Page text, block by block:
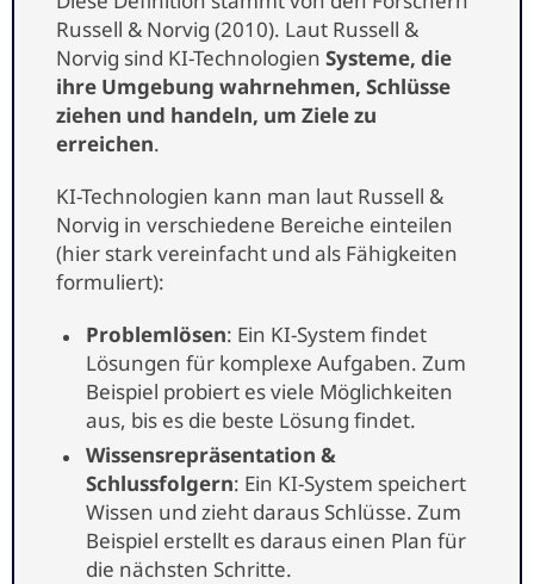
Russell & Norvig (2010). Laut Russell &
Norvig sind KI-Technologien Systeme, die
ihre Umgebung wahrnehmen, Schlüsse
ziehen und handeln, um Ziele zu
erreichen.
KI-Technologien kann man laut Russell &
Norvig in verschiedene Bereiche einteilen
(hier stark vereinfacht und als Fähigkeiten
formuliert):
Problemlösen: Ein KI-System findet
Lösungen für komplexe Aufgaben. Zum
Beispiel probiert es viele Möglichkeiten
aus, bis es die beste Lösung findet.
Wissensrepräsentation &
Schlussfolgern: Ein KI-System speichert
Wissen und zieht daraus Schlüsse. Zum
Beispiel erstellt es daraus einen Plan für
die nächsten Schritte.